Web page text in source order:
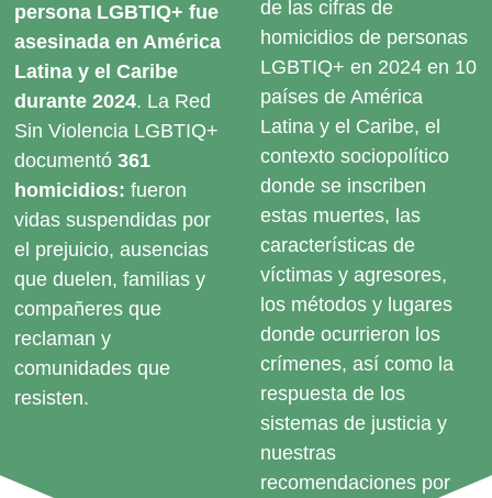
persona LGBTIQ+ fue
asesinada en América
Latina y el Caribe
durante 2024. La Red
Sin Violencia LGBTIQ+
documentó361
homicidios: fueron
vidas suspendidas por
el prejuicio, ausencias
que duelen, familias y
compañeres que
reclaman y
comunidades que
resisten.
de las cifras de
homicidios de personas
LGBTIQ+ en 2024 en 10
países de América
Latina y el Caribe, el
contexto sociopolítico
donde se inscriben
estas muertes, las
características de
víctimas y agresores,
los métodos y lugares
donde ocurrieron los
crímenes, así como la
respuesta de los
sistemas de justicia y
nuestras
recomendaciones por